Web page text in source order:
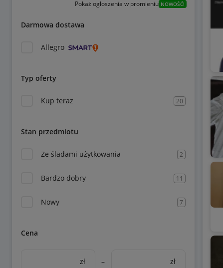
Pokaż ogłoszenia w promieniu NOWOŚĆ!
Darmowa dostawa
Allegro
Typ oferty
Kup teraz 20
Stan przedmiotu
Ze śladami użytkowania 2
Bardzo dobry 11
Nowy 7
Cena
zł – zł